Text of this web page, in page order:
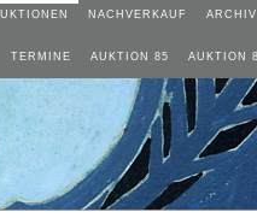
NACHVERKAUF ARCHIV
TERMINE AUKTION 85 AUKTION